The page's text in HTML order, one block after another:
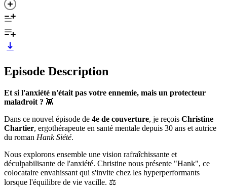
Episode Description
Et si l'anxiété n'était pas votre ennemie, mais un protecteur
maladroit ? 👾
Dans ce nouvel épisode de 4e de couverture, je reçois Christine
Chartier, ergothérapeute en santé mentale depuis 30 ans et autrice
du roman Hank Siété.
Nous explorons ensemble une vision rafraîchissante et
déculpabilisante de l'anxiété. Christine nous présente "Hank", ce
colocataire envahissant qui s'invite chez les hyperperformants
lorsque l'équilibre de vie vacille. ⚖️